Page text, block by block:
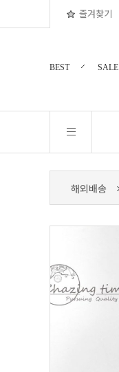
즐겨찾기
BEST SALE
해외배송